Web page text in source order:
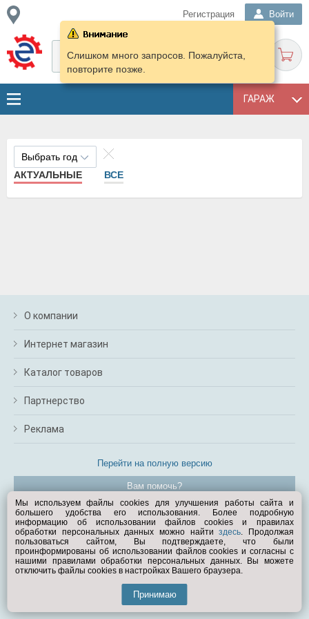
Регистрация Войти
ГАРАЖ
Слишком много запросов. Пожалуйста,
повторите позже.
Выбрать год
АКТУАЛЬНЫЕ
ВСЕ
О компании
Интернет магазин
Каталог товаров
Партнерство
Реклама
Перейти на полную версию
Вам помочь?
© Exist.ru 1998—2026
Мы используем файлы cookies для улучшения работы сайта и
большего удобства его использования. Более подробную
информацию об использовании файлов cookies и правилах
обработки персональных данных можно найтиздесь. Продолжая
пользоваться сайтом, Вы подтверждаете, что были
проинформированы об использовании файлов cookies и согласны с
нашими правилами обработки персональных данных. Вы можете
отключить файлы cookies в настройках Вашего браузера.
Принимаю